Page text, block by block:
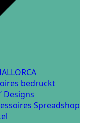
bedruckt
Designs
Spreadshop